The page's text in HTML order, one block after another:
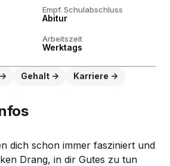
Empf. Schulabschluss
Abitur
Arbeitszeit
Werktags
Gehalt
Karriere
dich schon immer fasziniert und
Drang, in dir Gutes zu tun